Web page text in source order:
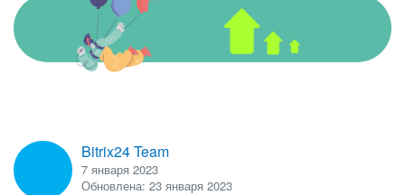
ПОЛУЧИТЬ БЕСПЛАТНО
Bitrix24 Team
7 января 2023
Обновлена: 23 января 2023